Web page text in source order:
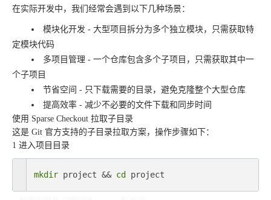
在实际开发中，我们经常会遇到以下几种场景：
模块化开发 - 大型项目拆分为多个独立模块，只需获取特
定模块代码
多项目管理 - 一个仓库包含多个子项目，只需获取其中一
个子项目
节省空间 - 只下载需要的目录，避免克隆整个大型仓库
提高效率 - 减少不必要的文件下载和同步时间
使用 Sparse Checkout 拉取子目录
这是 Git 官方支持的子目录拉取方案，操作步骤如下：
1 进入项目目录
mkdir project && cd project